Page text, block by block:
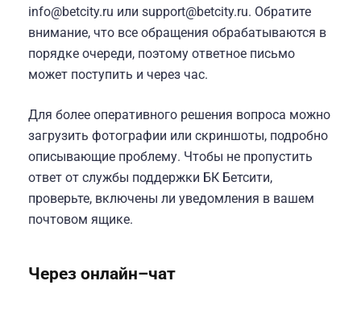
info@betcity.ru или support@betcity.ru. Обратите
внимание, что все обращения обрабатываются в
порядке очереди, поэтому ответное письмо
может поступить и через час.
Для более оперативного решения вопроса можно
загрузить фотографии или скриншоты, подробно
описывающие проблему. Чтобы не пропустить
ответ от службы поддержки БК Бетсити,
проверьте, включены ли уведомления в вашем
почтовом ящике.
Через онлайн–чат